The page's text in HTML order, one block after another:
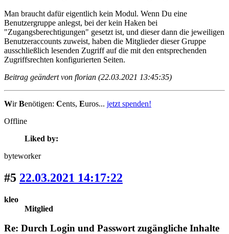
Man braucht dafür eigentlich kein Modul. Wenn Du eine
Benutzergruppe anlegst, bei der kein Haken bei
"Zugangsberechtigungen" gesetzt ist, und dieser dann die jeweiligen
Benutzeraccounts zuweist, haben die Mitglieder dieser Gruppe
ausschließlich lesenden Zugriff auf die mit den entsprechenden
Zugriffsrechten konfigurierten Seiten.
Beitrag geändert von florian (22.03.2021 13:45:35)
WirBenötigen: Cents, Euros... jetzt spenden!
Offline
Liked by:
byteworker
#5 22.03.2021 14:17:22
kleo
Mitglied
Re: Durch Login und Passwort zugängliche Inhalte